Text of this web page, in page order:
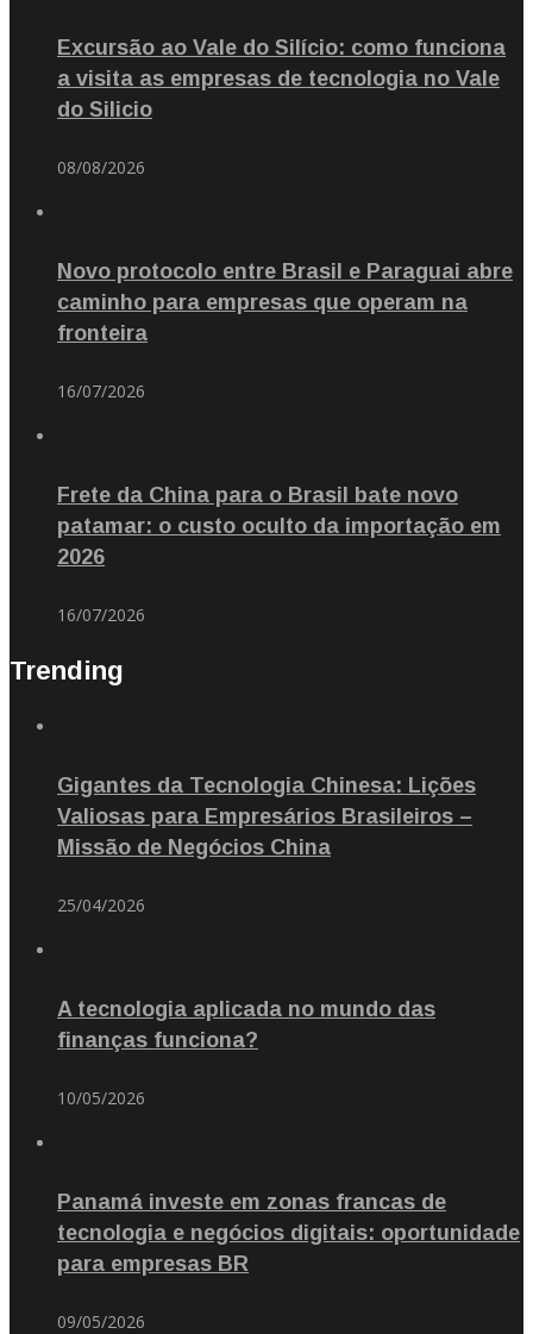
Excursão ao Vale do Silício: como funciona
a visita as empresas de tecnologia no Vale
do Silicio
08/08/2026
Novo protocolo entre Brasil e Paraguai abre
caminho para empresas que operam na
fronteira
16/07/2026
Frete da China para o Brasil bate novo
patamar: o custo oculto da importação em
2026
16/07/2026
Trending
Gigantes da Tecnologia Chinesa: Lições
Valiosas para Empresários Brasileiros –
Missão de Negócios China
25/04/2026
A tecnologia aplicada no mundo das
finanças funciona?
10/05/2026
Panamá investe em zonas francas de
tecnologia e negócios digitais: oportunidade
para empresas BR
09/05/2026